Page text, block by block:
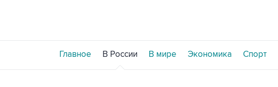
Главное В России В мире Экономика Спорт